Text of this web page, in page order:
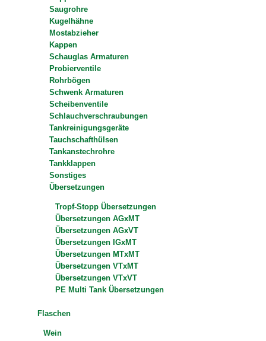
Saugrohre
Kugelhähne
Mostabzieher
Kappen
Schauglas Armaturen
Probierventile
Rohrbögen
Schwenk Armaturen
Scheibenventile
Schlauchverschraubungen
Tankreinigungsgeräte
Tauchschafthülsen
Tankanstechrohre
Tankklappen
Sonstiges
Übersetzungen
Tropf-Stopp Übersetzungen
Übersetzungen AGxMT
Übersetzungen AGxVT
Übersetzungen IGxMT
Übersetzungen MTxMT
Übersetzungen VTxMT
Übersetzungen VTxVT
PE Multi Tank Übersetzungen
Flaschen
Wein